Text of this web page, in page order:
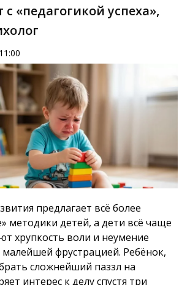
«педагогикой успеха»,
предлагает всё более
методики детей, а дети всё чаще
хрупкость воли и неумение
малейшей фрустрацией. Ребёнок,
сложнейший паззл на
интерес к делу спустя три